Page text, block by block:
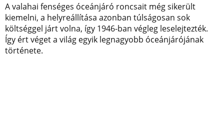
A valahai fenséges óceánjáró roncsait még sikerült
kiemelni, a helyreállítása azonban túlságosan sok
költséggel járt volna, így 1946-ban végleg leselejtezték.
Így ért véget a világ egyik legnagyobb óceánjárójának
története.